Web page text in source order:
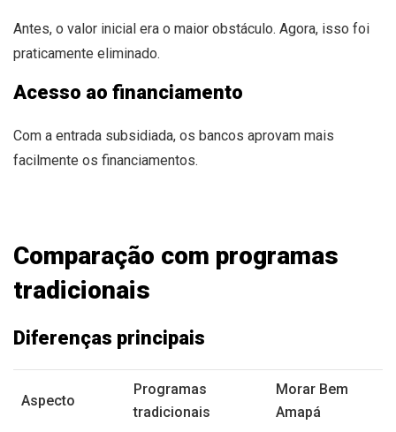
Antes, o valor inicial era o maior obstáculo. Agora, isso foi
praticamente eliminado.
Acesso ao financiamento
Com a entrada subsidiada, os bancos aprovam mais
facilmente os financiamentos.
Comparação com programas
tradicionais
Diferenças principais
Aspecto
Programas
tradicionais
Morar Bem
Amapá